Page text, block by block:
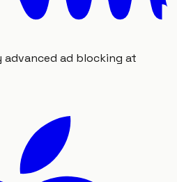
advanced ad blocking at